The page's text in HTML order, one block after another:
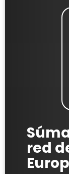
red